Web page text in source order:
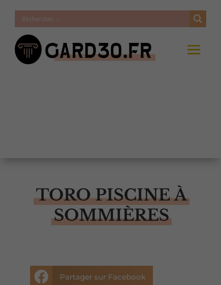
TORO PISCINE À
SOMMIÈRES
 Partager sur Facebook